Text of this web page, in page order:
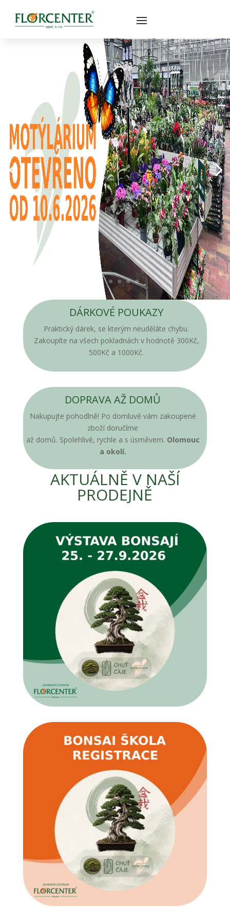
DÁRKOVÉ POUKAZY
Praktický dárek, se kterým neuděláte chybu.
Zakoupíte na všech pokladnách v hodnotě 300Kč,
500Kč a 1000Kč.
DOPRAVA AŽ DOMŮ
Nakupujte pohodlně! Po domluvě vám zakoupené
zboží doručíme
až domů. Spolehlivě, rychle a s úsměvem. Olomouc
a okolí.
AKTUÁLNĚ V NAŠÍ
PRODEJNĚ